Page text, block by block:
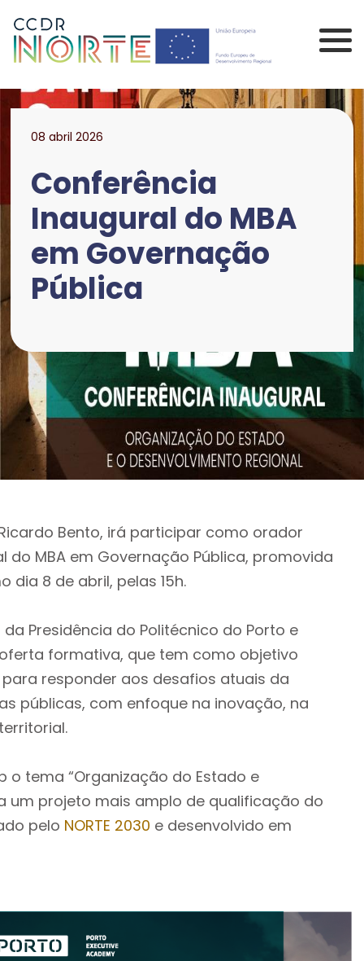
Comissão de
08 abril 2026
Conferência
Inaugural do MBA
em Governação
Pública
Ricardo Bento, irá participar como orador
MBA em Governação Pública, promovida
dia 8 de abril, pelas 15h.
Presidência do Politécnico do Porto e
formativa, que tem como objetivo
responder aos desafios atuais da
públicas, com enfoque na inovação, na
tema “Organização do Estado e
um projeto mais amplo de qualificação do
pelo NORTE 2030 e desenvolvido em